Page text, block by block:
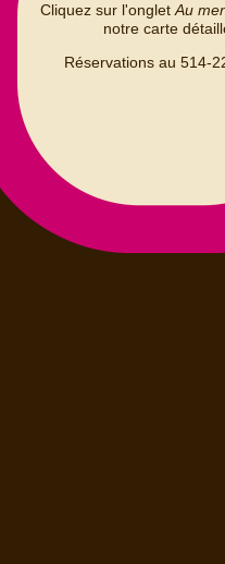
Cliquez sur l'onglet Au
notre carte
Réservations au 514-